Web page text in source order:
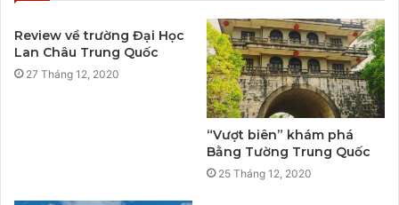
Review về trường Đại Học
Lan Châu Trung Quốc
27 Tháng 12, 2020
“Vượt biên” khám phá
Bằng Tường Trung Quốc
25 Tháng 12, 2020